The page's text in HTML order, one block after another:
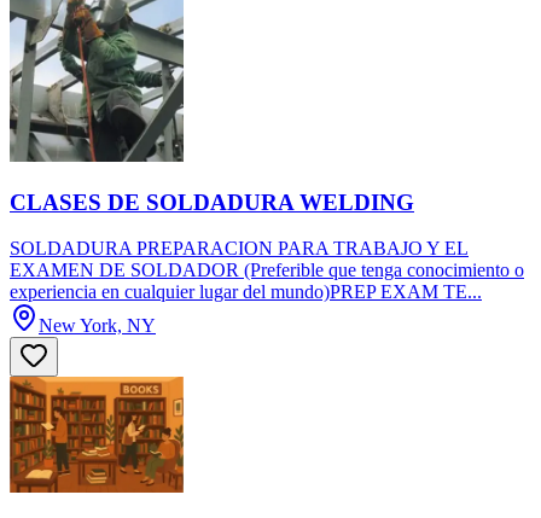
CLASES DE SOLDADURA WELDING
SOLDADURA PREPARACION PARA TRABAJO Y EL
EXAMEN DE SOLDADOR (Preferible que tenga conocimiento o
experiencia en cualquier lugar del mundo)PREP EXAM TE...
New York, NY